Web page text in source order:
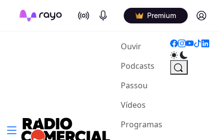
On Air Podcasts Premium Log in
Ouvir(current)
Podcasts
Passou
Vídeos
Programas